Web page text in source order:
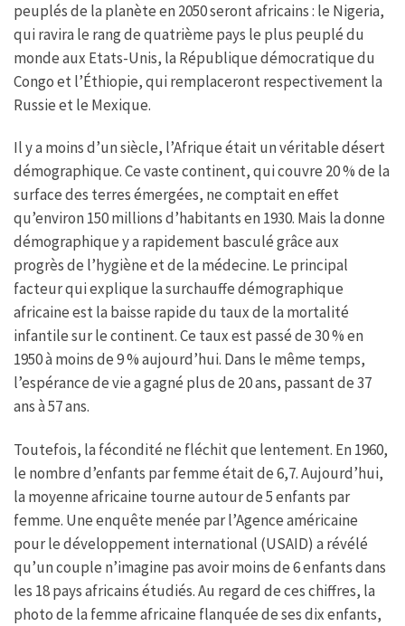
peuplés de la planète en 2050 seront africains : le Nigeria,
qui ravira le rang de quatrième pays le plus peuplé du
monde aux Etats-Unis, la République démocratique du
Congo et l’Éthiopie, qui remplaceront respectivement la
Russie et le Mexique.
Il y a moins d’un siècle, l’Afrique était un véritable désert
démographique. Ce vaste continent, qui couvre 20 % de la
surface des terres émergées, ne comptait en effet
qu’environ 150 millions d’habitants en 1930. Mais la donne
démographique y a rapidement basculé grâce aux
progrès de l’hygiène et de la médecine. Le principal
facteur qui explique la surchauffe démographique
africaine est la baisse rapide du taux de la mortalité
infantile sur le continent. Ce taux est passé de 30 % en
1950 à moins de 9 % aujourd’hui. Dans le même temps,
l’espérance de vie a gagné plus de 20 ans, passant de 37
ans à 57 ans.
Toutefois, la fécondité ne fléchit que lentement. En 1960,
le nombre d’enfants par femme était de 6,7. Aujourd’hui,
la moyenne africaine tourne autour de 5 enfants par
femme. Une enquête menée par l’Agence américaine
pour le développement international (USAID) a révélé
qu’un couple n’imagine pas avoir moins de 6 enfants dans
les 18 pays africains étudiés. Au regard de ces chiffres, la
photo de la femme africaine flanquée de ses dix enfants,